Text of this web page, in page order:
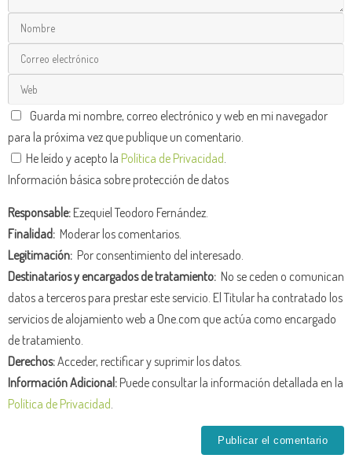
Guarda mi nombre, correo electrónico y web en mi navegador
para la próxima vez que publique un comentario.
He leído y acepto la Política de Privacidad
Información básica sobre protección de datos
Responsable:Ezequiel Teodoro Fernández.
Finalidad: Moderar los comentarios.
Legitimación: Por consentimiento del interesado.
Destinatarios y encargados de tratamiento: No se ceden o comunican
datos a terceros para prestar este servicio. El Titular ha contratado los
servicios de alojamiento web a One.com que actúa como encargado
de tratamiento.
Derechos:Acceder, rectificar y suprimir los datos.
Información Adicional:Puede consultar la información detallada en la
Política de Privacidad